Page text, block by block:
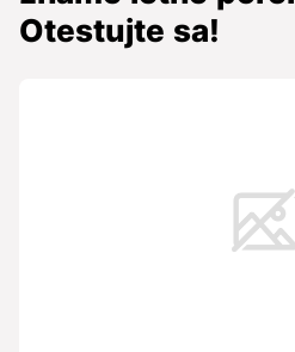
Otestujte sa!